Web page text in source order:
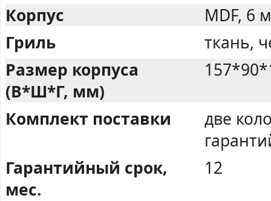
Корпус
MDF, 6
Гриль
ткань,
Размер корпуса
(В*Ш*Г, мм)
Комплект поставки
две
Гарантийный срок,
мес.
12